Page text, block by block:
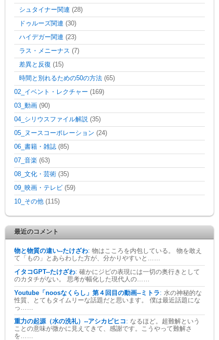
シュタイナー関連 (28)
ドゥルーズ関連 (30)
ハイデガー関連 (23)
ラス・メニーナス (7)
差異と反復 (15)
時間と別れるための50の方法 (65)
02_イベント・レクチャー (169)
03_動画 (90)
04_シリウスファイル解説 (35)
05_ヌースコーポレーション (24)
06_書籍・雑誌 (85)
07_音楽 (63)
08_文化・芸術 (35)
09_映画・テレビ (59)
10_その他 (115)
最近のコメント
物と物質の違い--たけざわ: 物はこころを内包している。 物を敢え
て「もの」とあらわした方が、分かりやすいと……
イタコGPT--たけざわ: 確かにジピの表現には一切の奥行きとして
のカタチがない。 思考が幅化した現代人の……
Youtube「noosなくらし」第４回目の動画--ミトラ: 水の神秘的な
性質、とてもタイムリーな話題だと思います。 僕は最近話題にな
っ……
重力の起源（水の洗礼）--アシカビヒコ : なるほど。超難解という
ことの意味が微かに見えてきて、感謝です。こうやって難解さ
を……